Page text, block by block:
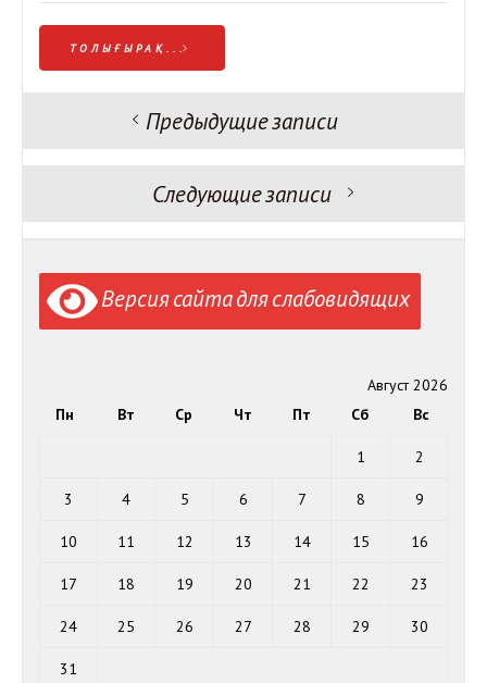
ТОЛЫҒЫРАҚ...
НавигацияПредыдущие записи
Следующие записи
Версия сайта для слабовидящих
Август 2026
Пн
Вт Ср Чт Пт Сб Вс
1 2
3 4 5 6 7 8 9
10 11 12 13 14 15 16
17 18 19 20 21 22 23
24 25 26 27 28 29 30
31